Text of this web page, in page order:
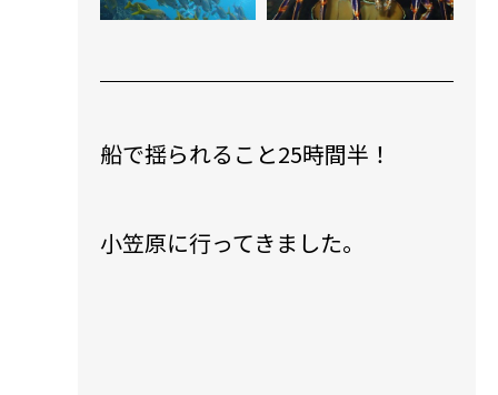
船で揺られること25時間半！
小笠原に行ってきました。